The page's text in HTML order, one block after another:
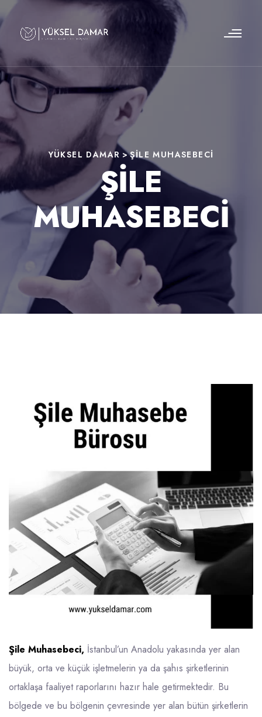
YÜKSEL DAMAR >ŞILE MUHASEBECI
ŞILE
MUHASEBECI
Şile Muhasebeci, İstanbul’un Anadolu yakasında yer alan
büyük, orta ve küçük işletmelerin ya da şahıs şirketlerinin
ortaklaşa faaliyet raporlarını hazır hale getirmektedir. Bu
bölgede ve bu bölgenin çevresinde yer alan bütün şirketlerin